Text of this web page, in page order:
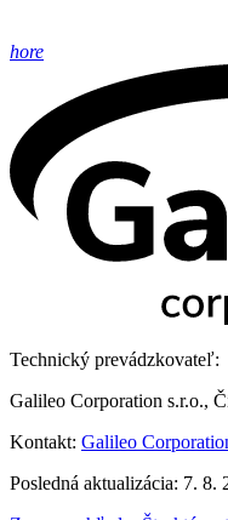
hore
Technický prevádzkovateľ:
Galileo Corporation s.r.o.,
Kontakt: Galileo
Posledná aktualizácia: 7. 8.